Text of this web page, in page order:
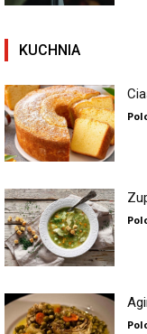
KUCHNIA